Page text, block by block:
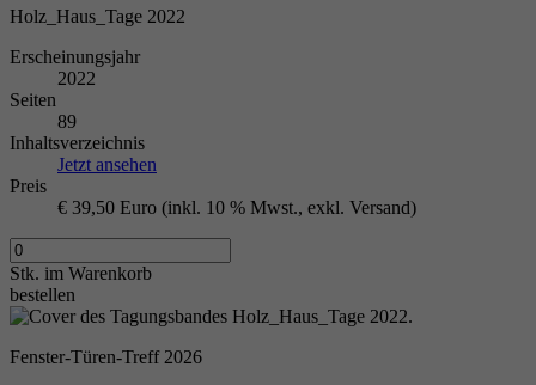
Holz_Haus_Tage 2022
Erscheinungsjahr
2022
Seiten
89
Inhaltsverzeichnis
Jetzt ansehen
Preis
€ 39,50 Euro (inkl. 10 % Mwst., exkl. Versand)
Stk. im Warenkorb
bestellen
Fenster-Türen-Treff 2026